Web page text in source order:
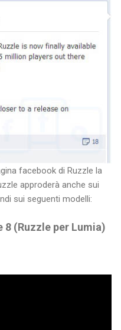
facebook di Ruzzle la
approderà anche sui
sui seguenti modelli:
8 (Ruzzle per Lumia)